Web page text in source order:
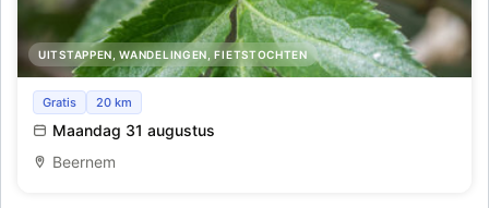
UITSTAPPEN, WANDELINGEN, FIETSTOCHTEN
Een kruidige kijk: medicinale planten van hier
(immuniteit en energie)
Gratis 20 km
Maandag 31 augustus
Beernem